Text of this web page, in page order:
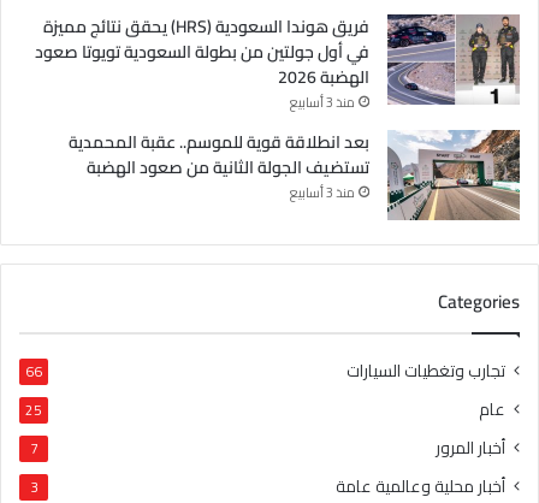
فريق هوندا السعودية (HRS) يحقق نتائج مميزة
في أول جولتين من بطولة السعودية تويوتا صعود
الهضبة 2026
منذ 3 أسابيع
بعد انطلاقة قوية للموسم.. عقبة المحمدية
تستضيف الجولة الثانية من صعود الهضبة
منذ 3 أسابيع
Categories
تجارب وتغطيات السيارات 66
عام 25
أخبار المرور 7
أخبار محلية وعالمية عامة 3